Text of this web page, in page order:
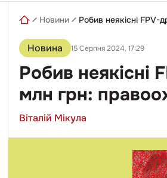
Новини Робив неякісні
Новина 15 Серпня 2024, 17:29
Робив неякісні
млн грн:
Віталій Мікула